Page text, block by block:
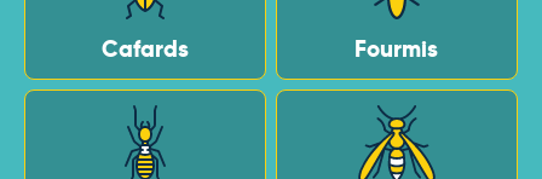
Cafards Fourmis